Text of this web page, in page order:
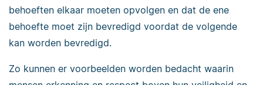
behoeften elkaar moeten opvolgen en dat de ene
behoefte moet zijn bevredigd voordat de volgende
kan worden bevredigd.
Zo kunnen er voorbeelden worden bedacht waarin